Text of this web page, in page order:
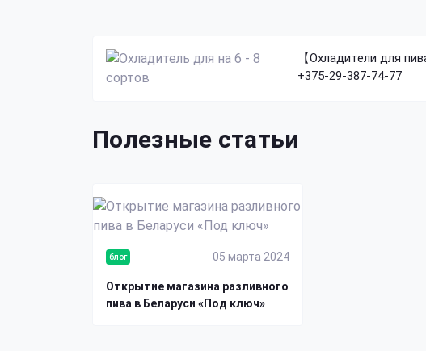
【Охладители для
+375-29-387-74-77
Полезные статьи
блог 05 марта 2024
Открытие магазина разливного
пива в Беларуси «Под ключ»